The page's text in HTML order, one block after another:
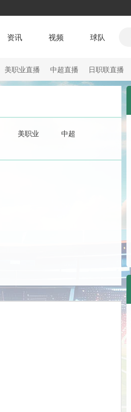
资讯 视频 球队
美职业直播 中超直播 日职联直播
美职业
中超